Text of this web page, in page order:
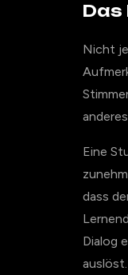
Nicht
Eine
dass
Dialog
auslöst.